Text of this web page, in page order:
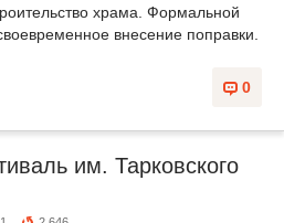
храма. Формальной
внесение поправки.
0
им. Тарковского